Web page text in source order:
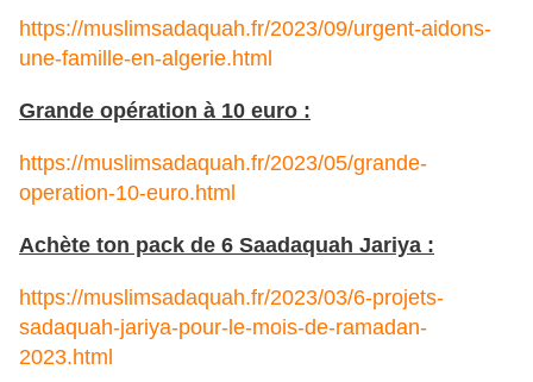
https://muslimsadaquah.fr/2023/09/urgent-aidons-
une-famille-en-algerie.html
Grande opération à 10 euro :
https://muslimsadaquah.fr/2023/05/grande-
operation-10-euro.html
Achète ton pack de 6 Saadaquah Jariya :
https://muslimsadaquah.fr/2023/03/6-projets-
sadaquah-jariya-pour-le-mois-de-ramadan-
2023.html